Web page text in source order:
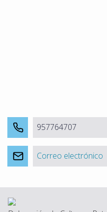
957764707
Correo electrónico